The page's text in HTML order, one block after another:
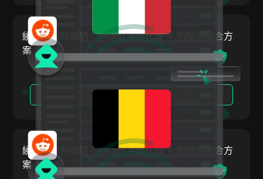
Crypto.com
Dailymotion
Deezer
Discord
Disney+
eBay
Etsy
Ezoic
塞普勒斯
捷克
丹麥
希臘
匈牙利
繞過比利時限制：Reddit Ads代理 + 防偵測組合方
案
繞過奧地利限制：Reddit Ads代理 + 防偵測組合方
案